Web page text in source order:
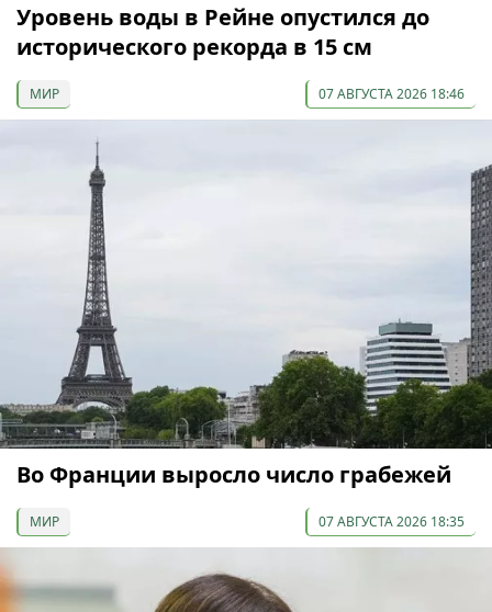
Уровень воды в Рейне опустился до
исторического рекорда в 15 см
МИР 07 АВГУСТА 2026 18:46
Во Франции выросло число грабежей
МИР 07 АВГУСТА 2026 18:35